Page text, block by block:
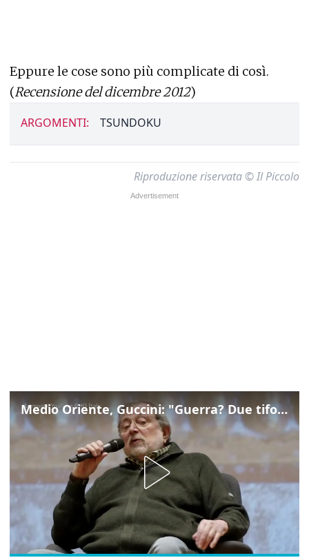
Eppure le cose sono più complicate di così.
(Recensione del dicembre 2012)
ARGOMENTI: TSUNDOKU
Riproduzione riservata © Il Piccolo
Medio Oriente, Guccini: "Guerra? Due tifoserie che si urlano contro e dimenticano vittime"